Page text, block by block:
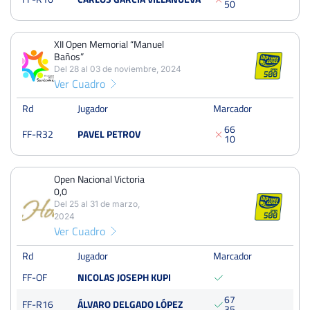
Open Nacional Victoria 0,0
Del 25 al 31 de marzo, 2024
Octavos
50
XII Open Memorial “Manuel
Baños”
Del 28 al 03 de noviembre, 2024
Ver Cuadro
Rd Jugador
Marcador
FF-R32
PAVEL PETROV 6
1
6
0
Open Nacional Victoria
0,0
Del 25 al 31 de marzo,
2024
Ver Cuadro
Rd Jugador
Marcador
FF-OF
NICOLAS JOSEPH KUPI
FF-R16
ÁLVARO DELGADO LÓPEZ 67